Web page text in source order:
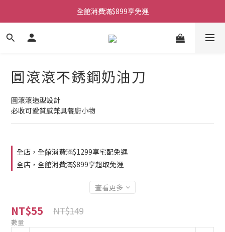
全館消費滿$899享免運
圓滾滾不銹鋼奶油刀
圓滾滾造型設計
必收可愛質感兼具餐廚小物
全店，全館消費滿$1299享宅配免運
全店，全館消費滿$899享超取免運
查看更多
NT$55 NT$149
數量